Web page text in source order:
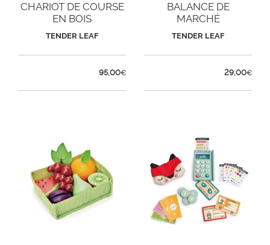
CHARIOT DE COURSE
EN BOIS
TENDER LEAF
95,00€
BALANCE DE
MARCHÉ
TENDER LEAF
29,00€